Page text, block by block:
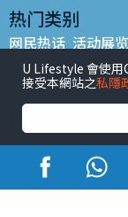
热门类别
网民热话 活动展览
铜锣湾好去处 元
餐厅情报 户外郊游
热门标签
#UGO揾好去处 #
#亲子玩乐好去处
#UJetso礼物放送
U Lifestyle 會使用
接受本網站之私隱